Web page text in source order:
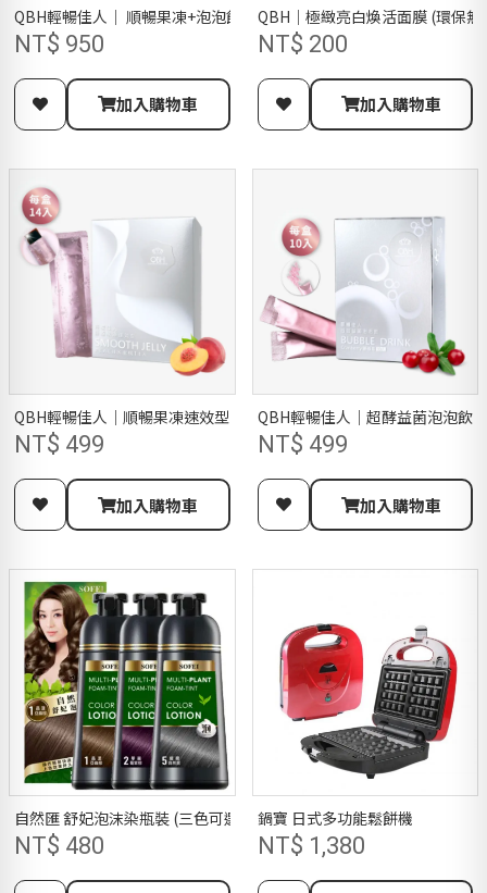
QBH輕暢佳人｜ 順暢果凍+泡泡飲二件組
NT$ 950
加入購物車
NT$ 200
加入購物車
QBH輕暢佳人｜順暢果凍速效型 水蜜桃口味(14包/盒)
NT$ 499
加入購物車
QBH輕暢佳人｜超酵益菌泡泡飲
NT$ 499
加入購物車
自然匯 舒妃泡沫染瓶裝 (三色可選)
NT$ 480
鍋寶 日式多功能鬆餅機
NT$ 1,380